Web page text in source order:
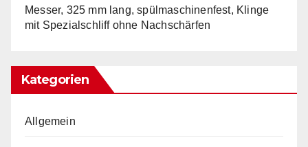
Messer, 325 mm lang, spülmaschinenfest, Klinge
mit Spezialschliff ohne Nachschärfen
Kategorien
Allgemein